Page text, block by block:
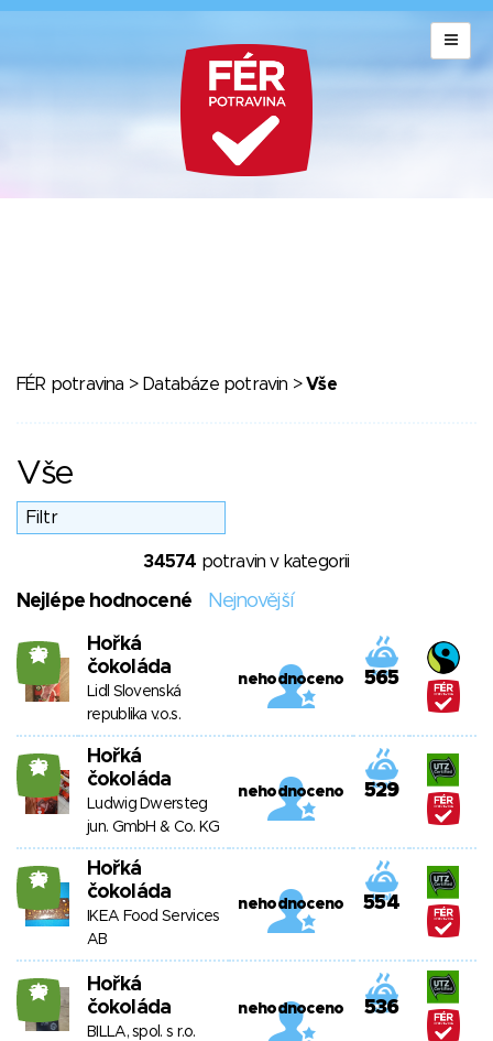
FÉR potravina > Databáze potravin >Vše
Vše
34574 potravin v kategorii
Nejlépe hodnocené Nejnovější
23
Hořká
čokoláda
Lidl Slovenská
republika v.o.s.
nehodnoceno 565
23
Hořká
čokoláda
Ludwig Dwersteg
jun. GmbH & Co. KG
nehodnoceno 529
23
Hořká
čokoláda
IKEA Food Services
AB
nehodnoceno 554
23
Hořká
čokoláda
BILLA, spol. s r.o.
nehodnoceno 536